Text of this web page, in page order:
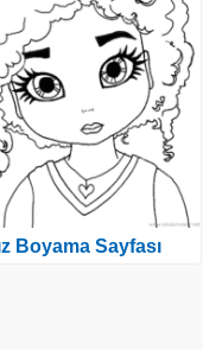
Boyama Sayfası